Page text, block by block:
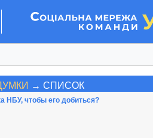
→ СПИСОК
НБУ, чтобы его добиться?